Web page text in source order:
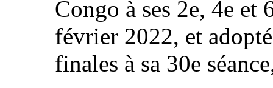
Congo à ses 2e, 4e et
février 2022, et
finales à sa 30e